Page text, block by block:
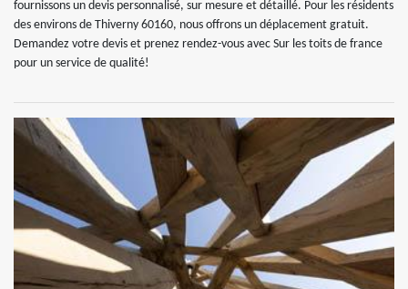
fournissons un devis personnalisé, sur mesure et détaillé. Pour les résidents
des environs de Thiverny 60160, nous offrons un déplacement gratuit.
Demandez votre devis et prenez rendez-vous avec Sur les toits de france
pour un service de qualité!